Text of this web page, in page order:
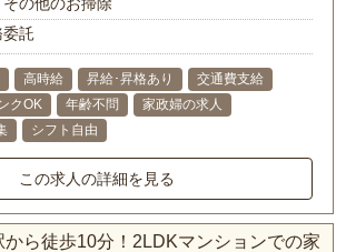
託
高時給 昇給･昇格あり
交通費支給
クOK 年齢不問
家政婦の求人
シフト自由
この求人の詳細を見る
から徒歩10分！2LDKマンションでの家